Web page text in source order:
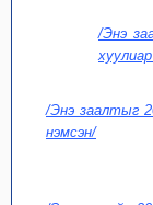
/Энэ
/Энэ заалтыг
нэмсэн/